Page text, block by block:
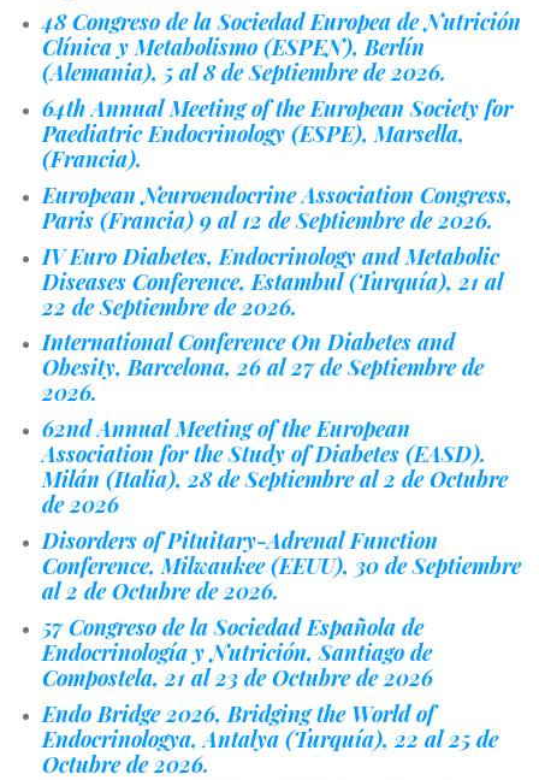
48 Congreso de la Sociedad Europea de Nutrición
Clínica y Metabolismo (ESPEN), Berlín
(Alemania), 5 al 8 de Septiembre de 2026.
64th Annual Meeting of the European Society for
Paediatric Endocrinology (ESPE), Marsella,
(Francia).
European Neuroendocrine Association Congress,
Paris (Francia) 9 al 12 de Septiembre de 2026.
IV Euro Diabetes, Endocrinology and Metabolic
Diseases Conference, Estambul (Turquía), 21 al
22 de Septiembre de 2026.
International Conference On Diabetes and
Obesity, Barcelona, 26 al 27 de Septiembre de
2026.
62nd Annual Meeting of the European
Association for the Study of Diabetes (EASD).
Milán (Italia), 28 de Septiembre al 2 de Octubre
de 2026
Disorders of Pituitary-Adrenal Function
Conference, Milwaukee (EEUU), 30 de Septiembre
al 2 de Octubre de 2026.
57 Congreso de la Sociedad Española de
Endocrinología y Nutrición, Santiago de
Compostela, 21 al 23 de Octubre de 2026
Endo Bridge 2026, Bridging the World of
Endocrinologya, Antalya (Turquía), 22 al 25 de
Octubre de 2026.